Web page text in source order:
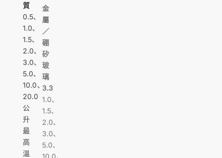
質
0.5、
1.0、
1.5、
2.0、
3.0、
5.0、
10.0、
20.0
公
升
最
高
溫
金
屬
／
硼
矽
玻
璃
3.3
1.0、
1.5、
2.0、
3.0、
5.0、
10.0、